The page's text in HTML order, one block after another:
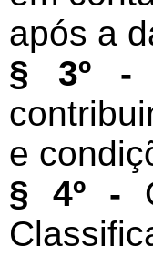
após a
§ 3º -
e
§ 4º -